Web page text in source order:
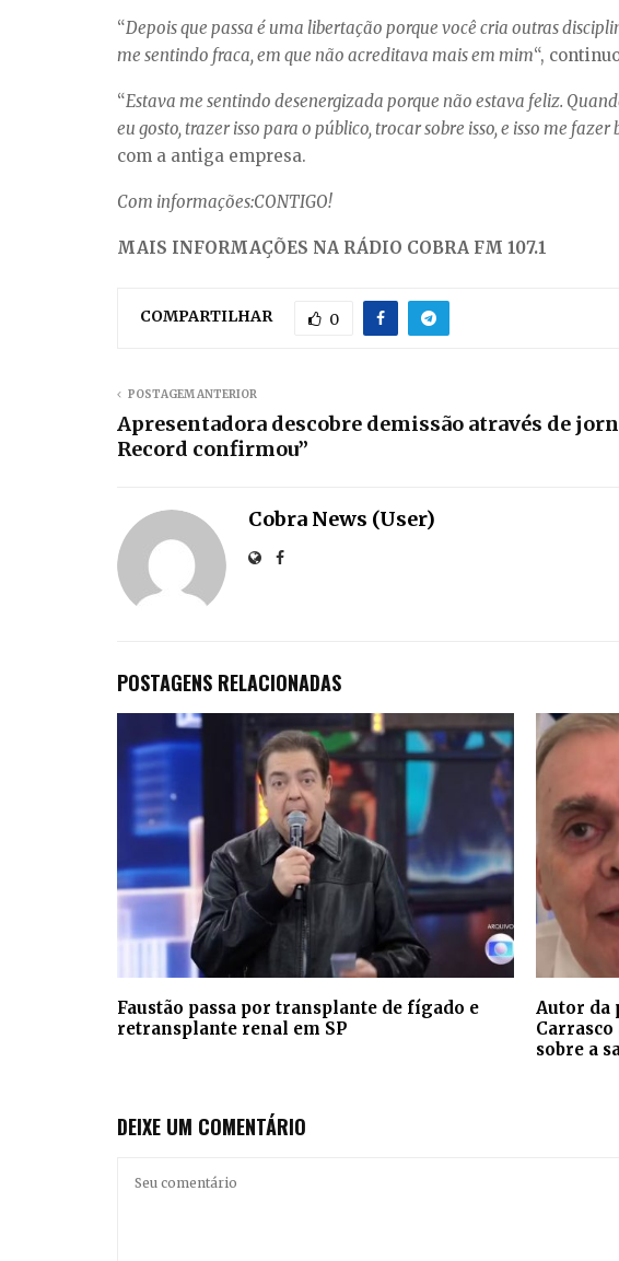
“Depois que passa é uma libertação porque você cria outras
me sentindo fraca, em que não acreditava mais em mim“,
“Estava me sentindo desenergizada porque não estava feliz.
eu gosto, trazer isso para o público, trocar sobre isso, e isso me
com a antiga empresa.
Com informações:CONTIGO!
MAIS INFORMAÇÕES NA RÁDIO COBRA FM 107.1
COMPARTILHAR 0
POSTAGEM ANTERIOR
Apresentadora descobre demissão através de
Record confirmou”
Cobra News (User)
POSTAGENS RELACIONADAS
Faustão passa por transplante de fígado e
retransplante renal em SP
Autor da
Carrasco
sobre a
DEIXE UM COMENTÁRIO